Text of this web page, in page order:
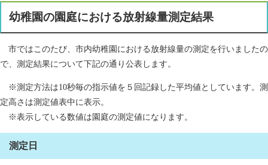
幼稚園の園庭における放射線量測定結果
市ではこのたび、市内幼稚園における放射線量の測定を行いましたの
で、測定結果について下記の通り公表します。
※測定方法は10秒毎の指示値を５回記録した平均値としています。測
定高さは測定値表中に表示。
※表示している数値は園庭の測定値になります。
測定日